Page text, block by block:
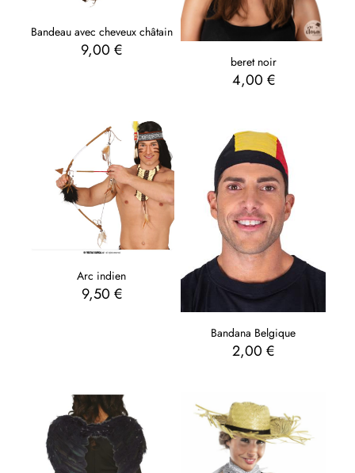
Bandeau avec cheveux châtain
9,00€
beret noir
4,00 €
Arc indien
9,50 €
Bandana Belgique
2,00 €